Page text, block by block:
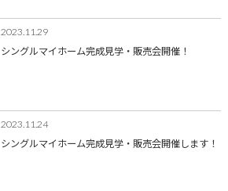
2023.11.29
シングルマイホーム完成見学・販売会開催！
2023.11.24
シングルマイホーム完成見学・販売会開催します！